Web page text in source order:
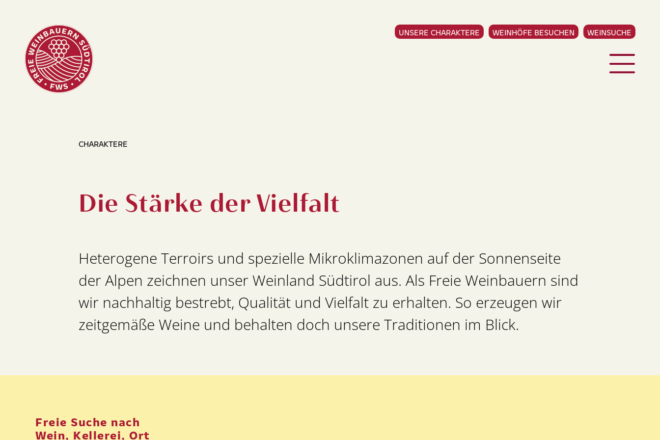
UNSERE CHARAKTERE WEINHÖFE BESUCHEN WEINSUCHE
CHARAKTERE
Die Stärke der Vielfalt
Heterogene Terroirs und spezielle Mikroklimazonen auf der Sonnenseite
der Alpen zeichnen unser Weinland Südtirol aus. Als Freie Weinbauern sind
wir nachhaltig bestrebt, Qualität und Vielfalt zu erhalten. So erzeugen wir
zeitgemäße Weine und behalten doch unsere Traditionen im Blick.
Freie Suche nach
Wein, Kellerei, Ort